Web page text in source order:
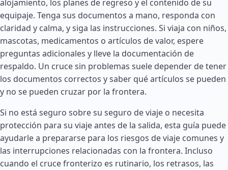
alojamiento, los planes de regreso y el contenido de su
equipaje. Tenga sus documentos a mano, responda con
claridad y calma, y siga las instrucciones. Si viaja con niños,
mascotas, medicamentos o artículos de valor, espere
preguntas adicionales y lleve la documentación de
respaldo. Un cruce sin problemas suele depender de tener
los documentos correctos y saber qué artículos se pueden
y no se pueden cruzar por la frontera.
Si no está seguro sobre su seguro de viaje o necesita
protección para su viaje antes de la salida, esta guía puede
ayudarle a prepararse para los riesgos de viaje comunes y
las interrupciones relacionadas con la frontera. Incluso
cuando el cruce fronterizo es rutinario, los retrasos, las